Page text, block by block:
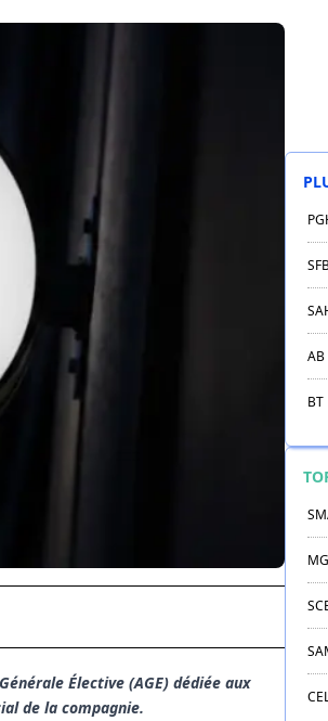
Élective (AGE) dédiée aux
de la compagnie.
AB
BT